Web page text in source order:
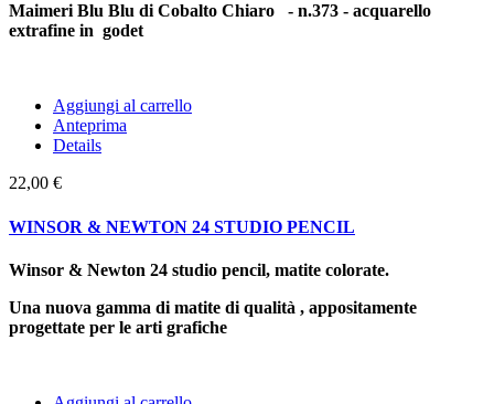
Maimeri Blu Blu di Cobalto Chiaro - n.373 - acquarello
extrafine in godet
Aggiungi al carrello
Anteprima
Details
22,00 €
WINSOR & NEWTON 24 STUDIO PENCIL
Winsor & Newton 24 studio pencil, matite colorate.
Una nuova gamma di matite di qualità , appositamente
progettate per le arti grafiche